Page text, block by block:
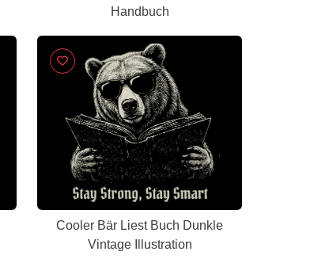
Handbuch
Cooler Bär Liest Buch Dunkle
Vintage Illustration